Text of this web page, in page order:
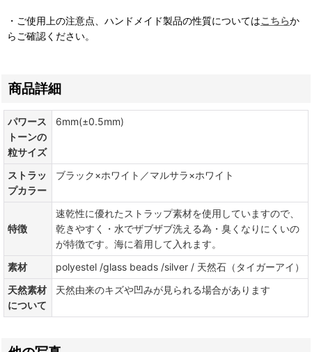
・ご使用上の注意点、ハンドメイド製品の性質についてはこちらか
らご確認ください。
商品詳細
パワース
トーンの
粒サイズ
6mm(±0.5mm)
ストラッ
プカラー
ブラック×ホワイト／マルサラ×ホワイト
特徴
速乾性に優れたストラップ素材を使用していますので、
乾きやすく・水でザブザブ洗える為・臭くなりにくいの
が特徴です。海に着用して入れます。
素材
polyestel /glass beads /silver / 天然石（タイガーアイ）
天然素材
について
天然由来のキズや凹みが見られる場合があります